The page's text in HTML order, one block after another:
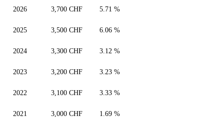
2026 3,700 CHF 5.71 %
2025 3,500 CHF 6.06 %
2024 3,300 CHF 3.12 %
2023 3,200 CHF 3.23 %
2022 3,100 CHF 3.33 %
2021 3,000 CHF 1.69 %